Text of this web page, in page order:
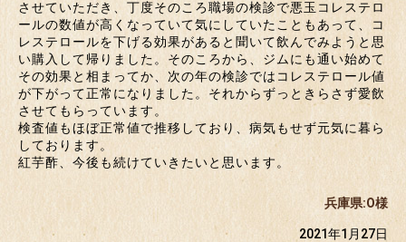
させていただき、丁度そのころ職場の検診で悪玉コレステロ
ールの数値が高くなっていて気にしていたこともあって、コ
レステロールを下げる効果があると聞いて飲んでみようと思
い購入して帰りました。そのころから、ジムにも通い始めて
その効果と相まってか、次の年の検診ではコレステロール値
が下がって正常になりました。それからずっときらさず愛飲
させてもらっています。
検査値もほぼ正常値で推移しており、病気もせず元気に暮ら
しております。
紅芋酢、今後も続けていきたいと思います。
兵庫県:O様
2021年1月27日